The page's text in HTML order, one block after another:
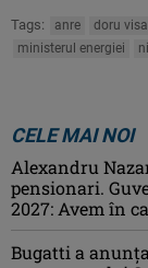
Tags: anre doru
ministerul energiei
CELE MAI NOI
Alexandru
pensionari.
2027: Avem în
Bugatti a